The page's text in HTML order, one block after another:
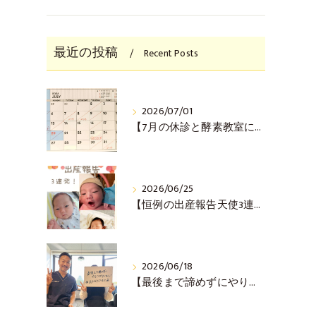
最近の投稿 Recent Posts
2026/07/01
【7月の休診と酵素教室について(^^♪】
2026/06/25
【恒例の出産報告天使3連発！(^^♪】
2026/06/18
【最後まで諦めずにやりきった！ご懐妊報告(^^♪】